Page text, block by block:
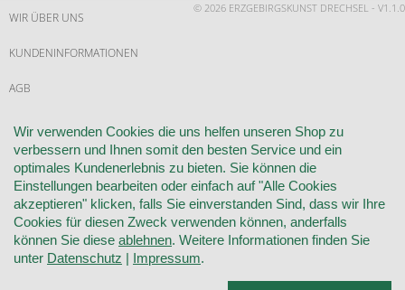
© 2026 ERZGEBIRGSKUNST DRECHSEL - V1.1.0
WIR ÜBER UNS
KUNDENINFORMATIONEN
AGB
WIDERRUF
VERTRAG WIDERRUFEN
KONTAKT
DATENSCHUTZ
COOKIE-EINSTELLUNGEN
Wir verwenden Cookies die uns helfen unseren Shop zu
verbessern und Ihnen somit den besten Service und ein
optimales Kundenerlebnis zu bieten. Sie können die
Einstellungen bearbeiten oder einfach auf "Alle Cookies
akzeptieren" klicken, falls Sie einverstanden Sind, dass wir Ihre
Cookies für diesen Zweck verwenden können, anderfalls
können Sie diese ablehnen. Weitere Informationen finden Sie
unter Datenschutz | Impressum.